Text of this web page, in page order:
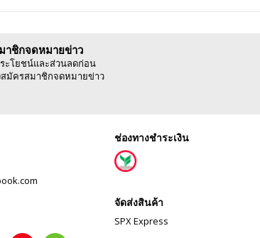
าชิกจดหมายข่าว
ะโยชน์และส่วนลดก่อน
สมัครสมาชิกจดหมายข่าว
ช่องทางชำระเงิน
จัดส่งสินค้า
SPX Express